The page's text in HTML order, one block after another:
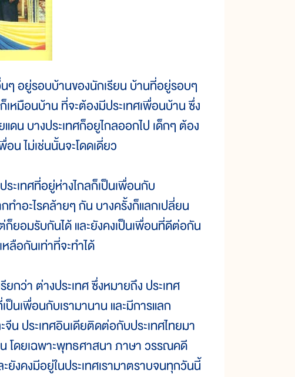
ๆ อยู่รอบบ้านของนักเรียน บ้านที่อยู่รอบๆ
เหมือนบ้าน ที่จะต้องมีประเทศเพื่อนบ้าน ซึ่ง
ดน บางประเทศก็อยูไกลออกไป เด็กๆ ต้อง
อน ไม่เช่นนั้นจะโดดเดี่ยว
ระเทศที่อยู่ห่างไกลก็เป็นเพื่อนกับ
ทำอะไรคล้ายๆ กัน บางครั้งก็แลกเปลี่ยน
ยอมรับกันได้ และยังคงเป็นเพื่อนที่ดีต่อกัน
ลือกันเท่าที่จะทำได้
ยกว่า ต่างประเทศ ซึ่งหมายถึง ประเทศ
ป็นเพื่อนกับเรามานาน และมีการแลก
ประเทศอินเดียติดต่อกับประเทศไทยมา
โดยเฉพาะพุทธศาสนา ภาษา วรรณคดี
งคงมีอยู่ในประเทศเรามาตราบจนทุกวันนี้